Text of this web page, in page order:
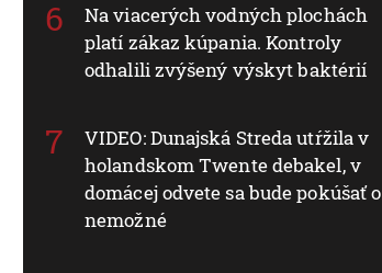
Na viacerých vodných plochách
platí zákaz kúpania. Kontroly
odhalili zvýšený výskyt baktérií
VIDEO: Dunajská Streda utŕžila v
holandskom Twente debakel, v
domácej odvete sa bude pokúšať o
nemožné